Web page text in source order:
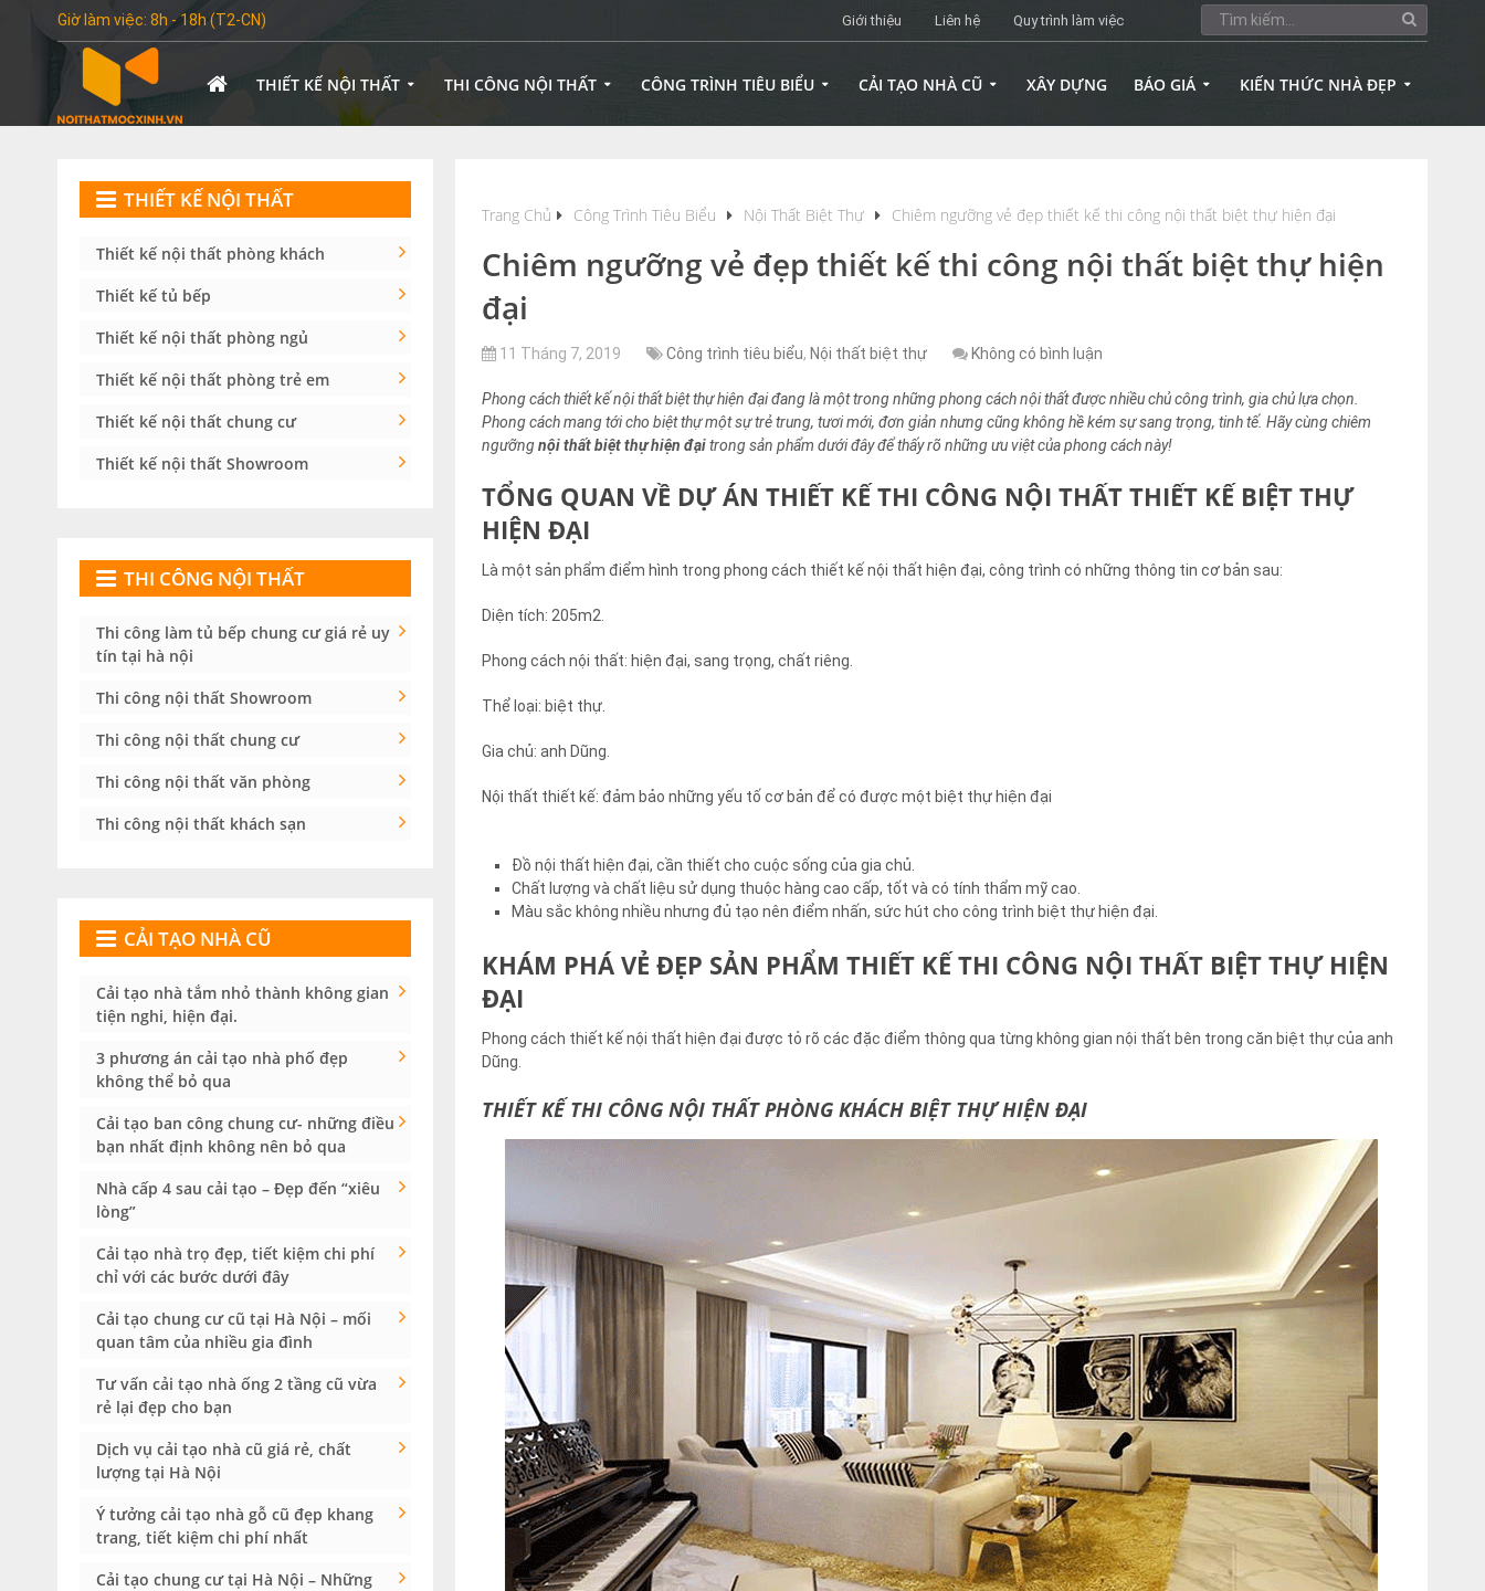
Giờ làm việc: 8h - 18h (T2-CN) Giới thiệu Liên hệ Quy trình làm việc
THIẾT KẾ NỘI THẤT THI CÔNG NỘI THẤT CÔNG TRÌNH TIÊU BIỂU CẢI TẠO NHÀ CŨ XÂY DỰNG BÁO GIÁ KIẾN THỨC NHÀ ĐẸP
Trang Chủ Công Trình Tiêu Biểu Nội Thất Biệt Thự Chiêm ngưỡng vẻ đẹp thiết kế thi công nội thất biệt thự hiện đại
Chiêm ngưỡng vẻ đẹp thiết kế thi công nội thất biệt thự hiện
đại
11 Tháng 7, 2019 Công trình tiêu biểu, Nội thất biệt thự Không có bình luận
Phong cách thiết kế nội thất biệt thự hiện đại đang là một trong những phong cách nội thất được nhiều chủ công trình, gia chủ lựa chọn.
Phong cách mang tới cho biệt thự một sự trẻ trung, tươi mới, đơn giản nhưng cũng không hề kém sự sang trọng, tinh tế. Hãy cùng chiêm
ngưỡngnội thất biệt thự hiện đạitrong sản phẩm dưới đây để thấy rõ những ưu việt của phong cách này!
TỔNG QUAN VỀ DỰ ÁN THIẾT KẾ THI CÔNG NỘI THẤT THIẾT KẾ BIỆT THỰ
HIỆN ĐẠI
Là một sản phẩm điểm hình trong phong cách thiết kế nội thất hiện đại, công trình có những thông tin cơ bản sau:
Diện tích: 205m2
Phong cách nội thất: hiện đại, sang trọng, chất riêng.
Thể loại: biệt thự.
Gia chủ: anh Dũng.
Nội thất thiết kế: đảm bảo những yếu tố cơ bản để có được một biệt thự hiện đại
Đồ nội thất hiện đại, cần thiết cho cuộc sống của gia chủ.
Chất lượng và chất liệu sử dụng thuộc hàng cao cấp, tốt và có tính thẩm mỹ cao.
Màu sắc không nhiều nhưng đủ tạo nên điểm nhấn, sức hút cho công trình biệt thự hiện đại.
KHÁM PHÁ VẺ ĐẸP SẢN PHẨM THIẾT KẾ THI CÔNG NỘI THẤT BIỆT THỰ HIỆN
ĐẠI
Phong cách thiết kế nội thất hiện đại được tỏ rõ các đặc điểm thông qua từng không gian nội thất bên trong căn biệt thự của anh
Dũng.
THIẾT KẾ THI CÔNG NỘI THẤT PHÒNG KHÁCH BIỆT THỰ HIỆN ĐẠI
THIẾT KẾ NỘI THẤT
Thiết kế nội thất phòng khách
Thiết kế tủ bếp
Thiết kế nội thất phòng ngủ
Thiết kế nội thất phòng trẻ em
Thiết kế nội thất chung cư
Thiết kế nội thất Showroom
THI CÔNG NỘI THẤT
Thi công làm tủ bếp chung cư giá rẻ uy
tín tại hà nội
Thi công nội thất Showroom
Thi công nội thất chung cư
Thi công nội thất văn phòng
Thi công nội thất khách sạn
CẢI TẠO NHÀ CŨ
Cải tạo nhà tắm nhỏ thành không gian
tiện nghi, hiện đại.
3 phương án cải tạo nhà phố đẹp
không thể bỏ qua
Cải tạo ban công chung cư- những điều
bạn nhất định không nên bỏ qua
Nhà cấp 4 sau cải tạo – Đẹp đến “xiêu
lòng”
Cải tạo nhà trọ đẹp, tiết kiệm chi phí
chỉ với các bước dưới đây
Cải tạo chung cư cũ tại Hà Nội – mối
quan tâm của nhiều gia đình
Tư vấn cải tạo nhà ống 2 tầng cũ vừa
rẻ lại đẹp cho bạn
Dịch vụ cải tạo nhà cũ giá rẻ, chất
lượng tại Hà Nội
Ý tưởng cải tạo nhà gỗ cũ đẹp khang
trang, tiết kiệm chi phí nhất
Cải tạo chung cư tại Hà Nội – Những